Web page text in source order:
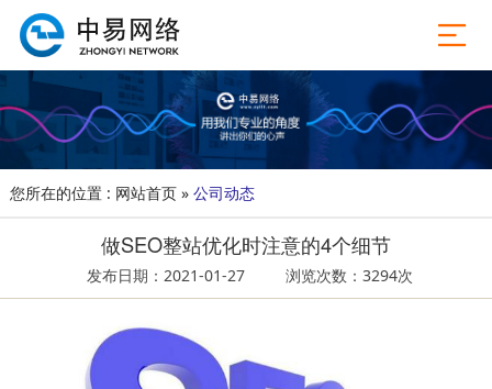
您所在的位置 : 网站首页» 公司动态
做SEO整站优化时注意的4个细节
发布日期：2021-01-27 浏览次数：3294次